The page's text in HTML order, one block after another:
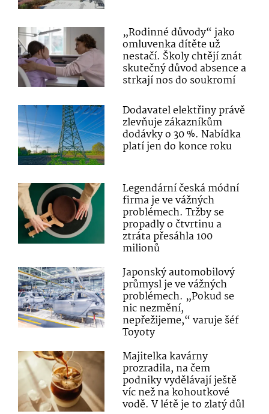
„Rodinné důvody“ jako
omluvenka dítěte už
nestačí. Školy chtějí znát
skutečný důvod absence a
strkají nos do soukromí
Dodavatel elektřiny právě
zlevňuje zákazníkům
dodávky o 30 %. Nabídka
platí jen do konce roku
Legendární česká módní
firma je ve vážných
problémech. Tržby se
propadly o čtvrtinu a
ztráta přesáhla 100
milionů
Japonský automobilový
průmysl je ve vážných
problémech. „Pokud se
nic nezmění,
nepřežijeme,“ varuje šéf
Toyoty
Majitelka kavárny
prozradila, na čem
podniky vydělávají ještě
víc než na kohoutkové
vodě. V létě je to zlatý důl